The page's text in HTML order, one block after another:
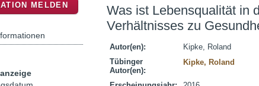
Was ist Lebensqualität in
Verhältnisses zu
Autor(en):
Kipke, Roland
Tübinger
Autor(en):
Kipke, Roland
MELDEN